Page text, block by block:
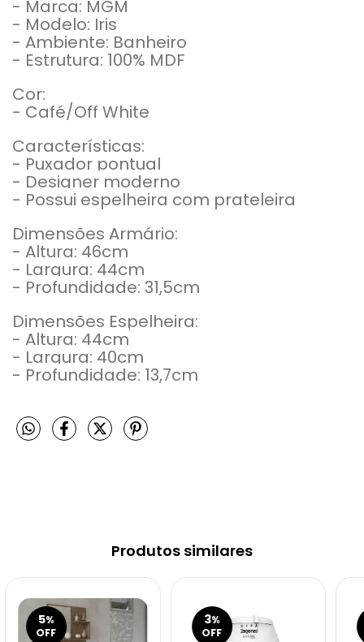
- Marca: MGM
- Modelo: Iris
- Ambiente: Banheiro
- Estrutura: 100% MDF
Cor:
- Café/Off White
Características:
- Puxador pontual
- Designer moderno
- Possui espelheira com prateleira
Dimensões Armário:
- Altura: 46cm
- Largura: 44cm
- Profundidade: 31,5cm
Dimensões Espelheira:
- Altura: 44cm
- Largura: 40cm
- Profundidade: 13,7cm
Produtos similares
5%
OFF
3%
OFF